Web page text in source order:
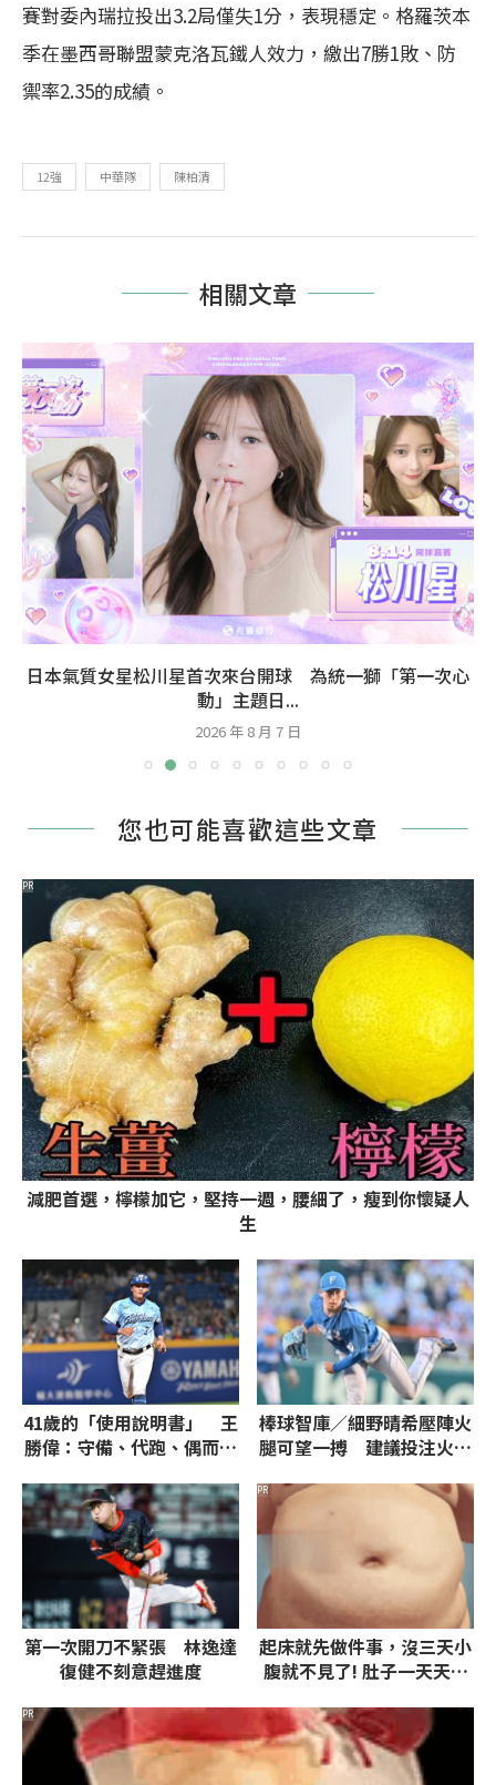
賽對委內瑞拉投出3.2局僅失1分，表現穩定。格羅茨本
季在墨西哥聯盟蒙克洛瓦鐵人效力，繳出7勝1敗、防
禦率2.35的成績。
12強 中華隊 陳柏清
相關文章
日本氣質女星松川星首次來台開球 為統一獅「第一次心
動」主題日...
2026 年 8 月 7 日
您也可能喜歡這些文章
減肥首選，檸檬加它，堅持一週，腰細了，瘦到你懷疑人
生
PR
41歲的「使用說明書」 王
勝偉：守備、代跑、偶而先
棒球智庫／細野晴希壓陣火
腿可望一搏 建議投注火腿
第一次開刀不緊張 林逸達
復健不刻意趕進度
起床就先做件事，沒三天小
腹就不見了! 肚子一天天變
PR
PR